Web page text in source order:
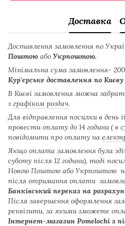
Доставка
Доставлення замовлення по
Поштою або Укрпоштою.
Мінімальна сума замовлення-
Кур'єрське доставлення по Києву
В Києві замовлення можна
з графіком роздач.
Для відправлення посилки в день
провести оплату до 14 години ( в
повідомити про оплату на
Якщо оплата замовлення була
суботу після 12 години), тоді
Новою Поштою або Укрпоштою
після отримання оплати
Банківський переказ на
Після завершення оформлення
реквізити, за якими зможете
Інтернет-магазин Pomelochi з